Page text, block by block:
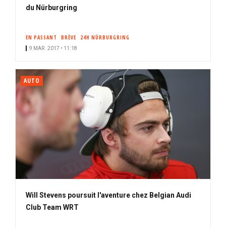
du Nürburgring
EN PASSANT BRÈVE 24H NÜRBURGRING
9 MAR. 2017 • 11:18
AUTO
Will Stevens poursuit l'aventure chez Belgian Audi
Club Team WRT